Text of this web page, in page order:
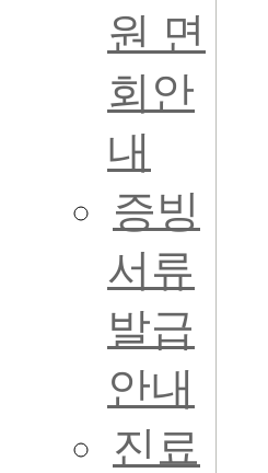
원 면
회안
내
증빙
서류
발급
안내
진료